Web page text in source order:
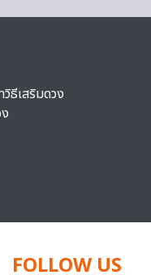
ธีเสริมดวง
FOLLOW US